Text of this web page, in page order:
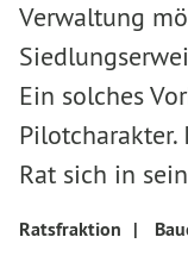
Verwaltung
Ein solches
Rat sich in
Ratsfraktion |